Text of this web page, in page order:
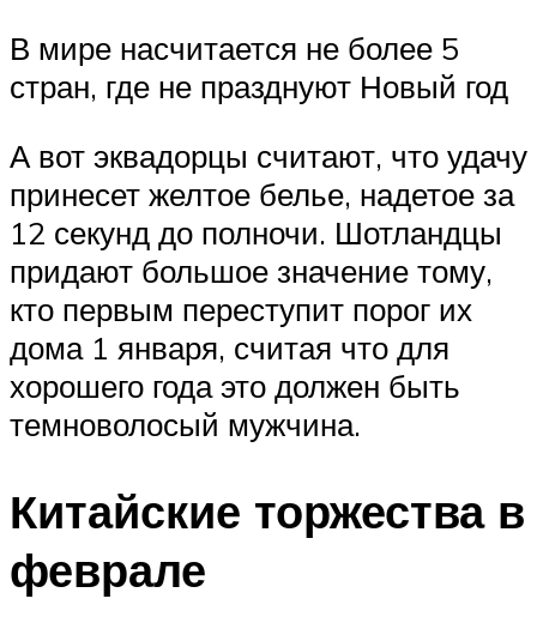
В мире насчитается не более 5
стран, где не празднуют Новый год
А вот эквадорцы считают, что удачу
принесет желтое белье, надетое за
12 секунд до полночи. Шотландцы
придают большое значение тому,
кто первым переступит порог их
дома 1 января, считая что для
хорошего года это должен быть
темноволосый мужчина.
Китайские торжества в
феврале